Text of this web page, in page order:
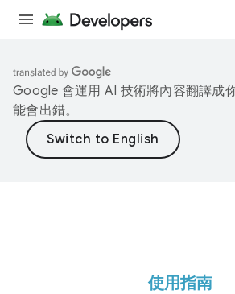
Google 會運用 AI 技術將內容翻譯成
能會出錯。
使用指南